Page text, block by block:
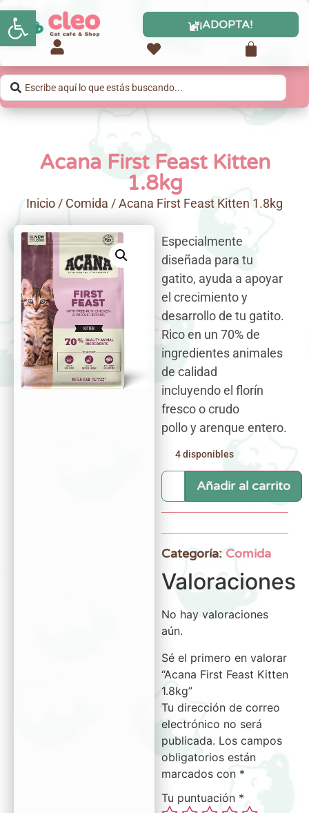
Abrir barra de herramientas ¡ADOPTA!
Acana First Feast Kitten
1.8kg
Inicio/ Comida / Acana First Feast Kitten 1.8kg
Especialmente
diseñada para tu
gatito, ayuda a apoyar
el crecimiento y
desarrollo de tu gatito.
Rico en un 70% de
ingredientes animales
de calidad
incluyendo el florín
fresco o crudo
pollo y arenque entero.
4 disponibles
Añadir al carrito
Categoría: Comida
Valoraciones
No hay valoraciones
aún.
Sé el primero en valorar
“Acana First Feast Kitten
1.8kg”
Tu dirección de correo
electrónico no será
publicada. Los campos
obligatorios están
marcados con *
Tu puntuación *